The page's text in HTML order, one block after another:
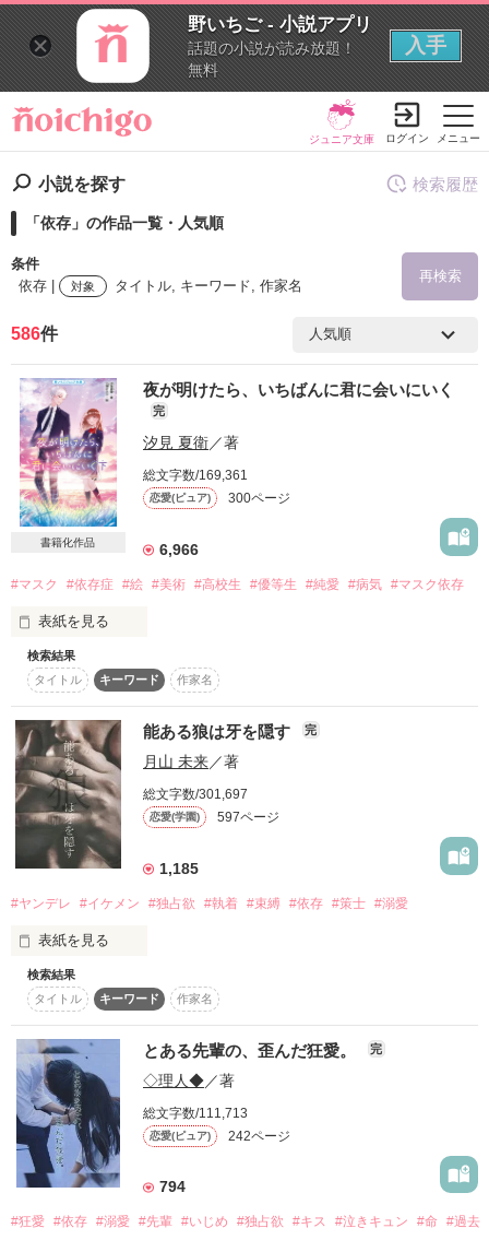
野いちご - 小説アプリ
話題の小説が読み放題！
無料
入手
メニュー
ジュニア文庫 ログイン
小説を探す
「依存」の作品一覧・人気順
条件
依存 |
対象 タイトル, キーワード, 作家名
再検索
検索ワード
を含む
詳しく検索
検索対象
タイトル キーワード 作家名 表紙コメント
あらすじ
ジャンル
感想
ステータス 全て 完結
作品の長さ
コンテスト
超短編で謎をしかけろ！100文字ミステリーコンテスト
復刻！夏の野いちごビギナーズ応援コンテスト～中・長編チ
500文字の不気味なテスト、募集中。
200文字でゾッ！こわい短編コンテスト
スターツ出版小説投稿サイト合同企画「1話からの長編大
賞」野いちご！会場
その他の条件 動画あり
検索履歴
586件
書籍化作品
夜が明けたら、いちばんに君に会いにいく
完
汐見 夏衛／著
総文字数/169,361
恋愛(ピュア) 300ページ
6,966
#マスク #依存症 #絵 #美術 #高校生 #優等生 #純愛 #病気 #マスク依存
表紙を見る
どこにいても息苦しくて
世界は暗い灰色で
そんなとき、君の絵に出会った
「俺はお前が嫌いだ」
「お前を見てると苛々する」
「俺は天才だからな」
その手が描く色鮮やかな世界は
あまりにも綺麗で
あまりにも優しくて
「今からお前に世界の全てを見せてやる」
君が私の世界を変えてくれた
「もうお前とは会わない」
検索結果
タイトル
キーワード 作家名
能ある狼は牙を隠す 完
月山 未来／著
総文字数/301,697
恋愛(学園) 597ページ
1,185
#ヤンデレ #イケメン #独占欲 #執着 #束縛 #依存 #策士 #溺愛
表紙を見る
狼谷くんの第一印象は、
〈何だか怖い人〉だった気がする。
「彼女じゃなくて、お友達ね」
彼の周りには女の子が絶えないし、
検索結果
タイトル
キーワード 作家名
とある先輩の、歪んだ狂愛。 完
◇理人◆／著
総文字数/111,713
恋愛(ピュア) 242ページ
794
#狂愛 #依存 #溺愛 #先輩 #いじめ #独占欲 #キス #泣きキュン #命 #過去